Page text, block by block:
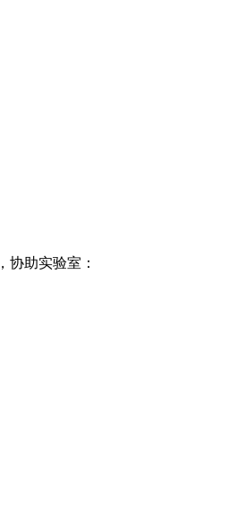
协助实验室：